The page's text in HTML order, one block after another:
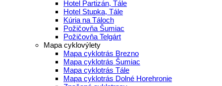
Hotel Partizán, Tále
Hotel Stupka, Tále
Kúria na Táloch
Požičovňa Šumiac
Požičovňa Telgárt
Mapa cyklovýlety
Mapa cyklotrás Brezno
Mapa cyklotrás Šumiac
Mapa cyklotrás Tále
Mapa cyklotrás Dolné Horehronie